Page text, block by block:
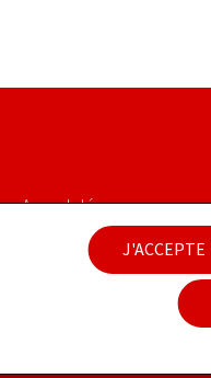
J'ACCEPTE
Aspects légaux
Déclaration d'accessibilité